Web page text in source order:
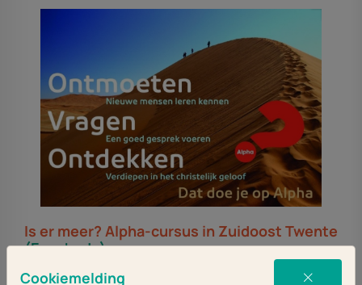
Cookiemelding
Is er meer? Alpha-cursus in Zuidoost Twente
(Enschede)
Wil je meer weten over het christelijk geloof of heb